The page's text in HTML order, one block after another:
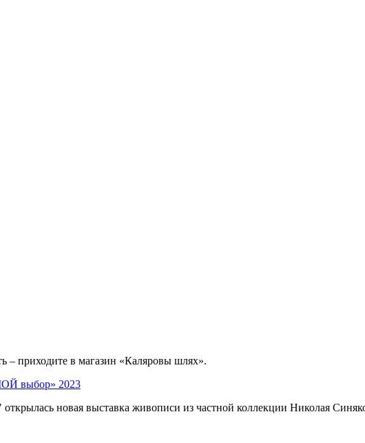
– приходите в магазин «Каляровы шлях».
выбор» 2023
новая выставка живописи из частной коллекции Николая